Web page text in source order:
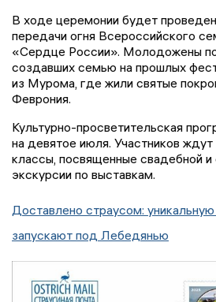
В ходе церемонии будет
передачи огня Всероссийского
«Сердце России». Молодожены
создавших семью на прошлых
из Мурома, где жили святые
Феврония.
Культурно-просветительская
на девятое июля. Участников
классы, посвященные свадебной и
экскурсии по выставкам.
Доставлено страусом:
запускают под Лебедянью